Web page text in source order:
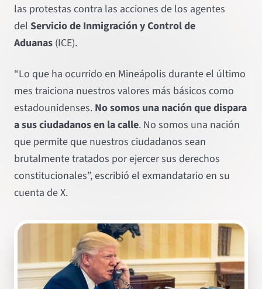
las protestas contra las acciones de los agentes
del Servicio de Inmigración y Control de
Aduanas (ICE).
“Lo que ha ocurrido en Mineápolis durante el último
mes traiciona nuestros valores más básicos como
estadounidenses. No somos una nación que dispara
a sus ciudadanos en la calle. No somos una nación
que permite que nuestros ciudadanos sean
brutalmente tratados por ejercer sus derechos
constitucionales”, escribió el exmandatario en su
cuenta de X.